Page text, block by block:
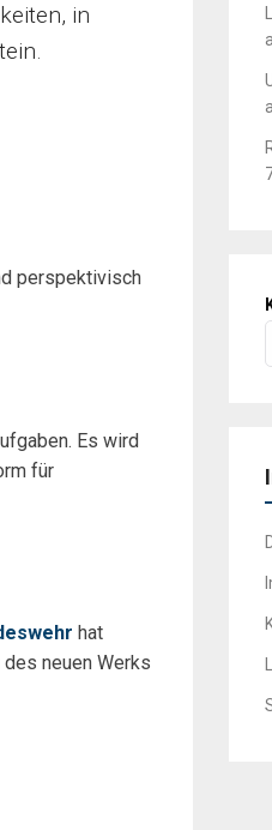
in
perspektivisch
Es wird
für
hat
neuen Werks